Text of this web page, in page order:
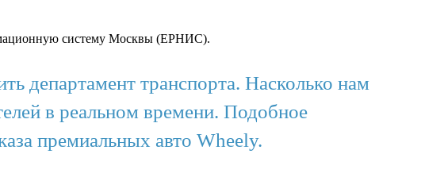
систему Москвы (ЕРНИС).
департамент транспорта. Насколько нам
в реальном времени. Подобное
премиальных авто Wheely.